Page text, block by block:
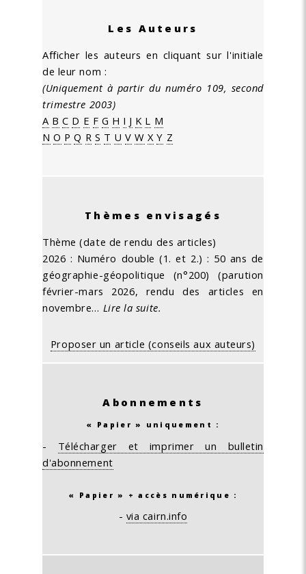
Les Auteurs
Afficher les auteurs en cliquant sur l'initiale
de leur nom :
(Uniquement à partir du numéro 109, second
trimestre 2003)
A B C D E F G H I J K L M
N O P Q R S T U V W X Y Z
Thèmes envisagés
Thème (date de rendu des articles)
2026 : Numéro double (1. et 2.) : 50 ans de
géographie-géopolitique (n°200) (parution
février-mars 2026, rendu des articles en
novembre… Lire la suite.
Proposer un article (conseils aux auteurs)
Abonnements
« Papier » uniquement :
- Télécharger et imprimer un bulletin
d'abonnement
« Papier » + accès numérique :
- via cairn.info